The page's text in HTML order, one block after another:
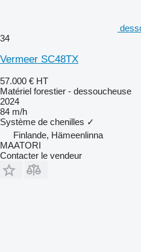
34
Vermeer SC48TX
57.000 € HT
Matériel forestier - dessoucheuse
2024
84 m/h
Système de chenilles ✓
Finlande, Hämeenlinna
MAATORI
Contacter le vendeur